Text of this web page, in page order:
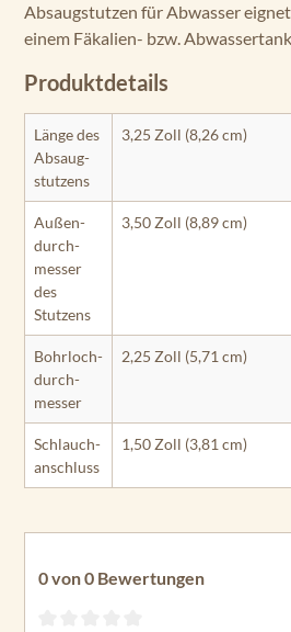
Absaugstutzen für Abwasser
einem Fäkalien- bzw.
Produktdetails
Länge des
Absaug­
stutzens
3,25 Zoll (8,26 cm)
Außen­
durch­
messer
des
Stutzens
3,50 Zoll (8,89 cm)
Bohrloch­
durch­
messer
2,25 Zoll (5,71 cm)
Schlauch­
anschluss
1,50 Zoll (3,81 cm)
0 von 0 Bewertungen